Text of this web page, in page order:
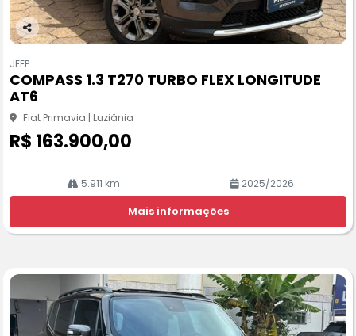
Co
pa
rtil
he
JEEP
COMPASS 1.3 T270 TURBO FLEX LONGITUDE
AT6
Fiat Primavia | Luziânia
R$ 163.900,00
5.911 km 2025/2026
Mais informações